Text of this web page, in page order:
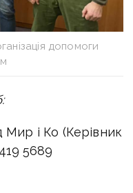
допомоги
і Ко (Керівник
5689